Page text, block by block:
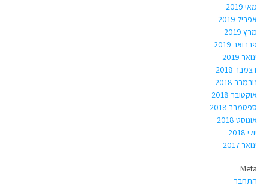
מאי 2019
אפריל 2019
מרץ 2019
פברואר 2019
ינואר 2019
דצמבר 2018
נובמבר 2018
אוקטובר 2018
ספטמבר 2018
אוגוסט 2018
יולי 2018
ינואר 2017
Meta
התחבר